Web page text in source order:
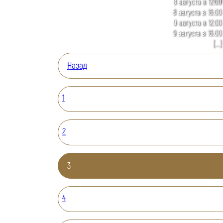
8 августа в 16:00
9 августа в 12:00
9 августа в 16:00
[...]
Назад
1
2
3
4